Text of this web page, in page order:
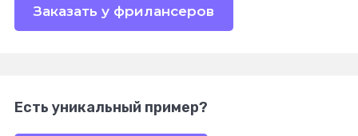
Заказать у фрилансеров
Есть уникальный пример?